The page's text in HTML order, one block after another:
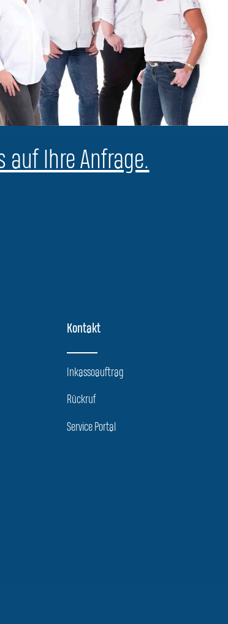
auf Ihre Anfrage.
Kontakt
Inkassoauftrag
Rückruf
Service Portal